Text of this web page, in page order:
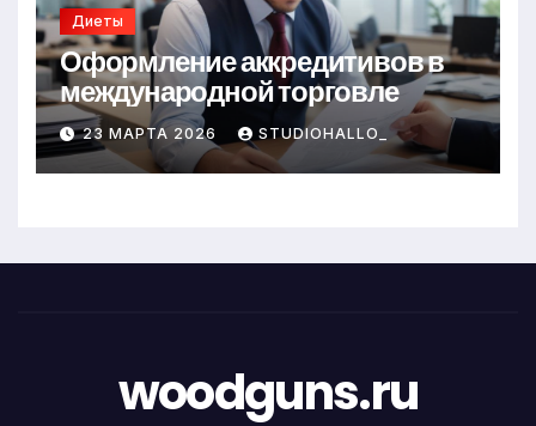
Диеты
Оформление аккредитивов в
международной торговле
23 МАРТА 2026 STUDIOHALLO_
woodguns.ru